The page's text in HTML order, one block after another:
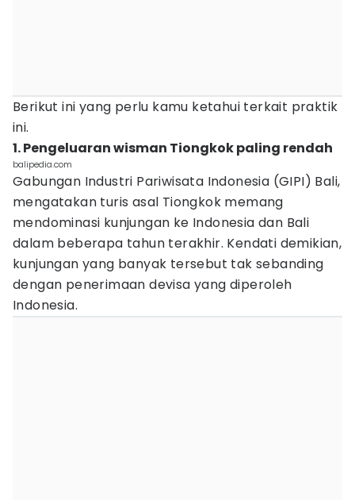
Berikut ini yang perlu kamu ketahui terkait praktik
ini.
1. Pengeluaran wisman Tiongkok paling rendah
balipedia.com
Gabungan Industri Pariwisata Indonesia (GIPI) Bali,
mengatakan turis asal Tiongkok memang
mendominasi kunjungan ke Indonesia dan Bali
dalam beberapa tahun terakhir. Kendati demikian,
kunjungan yang banyak tersebut tak sebanding
dengan penerimaan devisa yang diperoleh
Indonesia.